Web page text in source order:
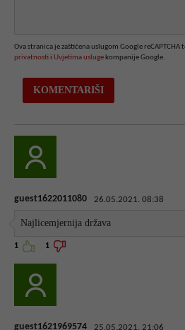
Ova stranica je zaštićena uslugom Google reCAPTCHA
privatnosti i Uvjetima usluge kompanije Google.
guest1622011080 26.05.2021. 08:38
Najlicemjernija država
1 1
guest1621969574 25.05.2021. 21:06